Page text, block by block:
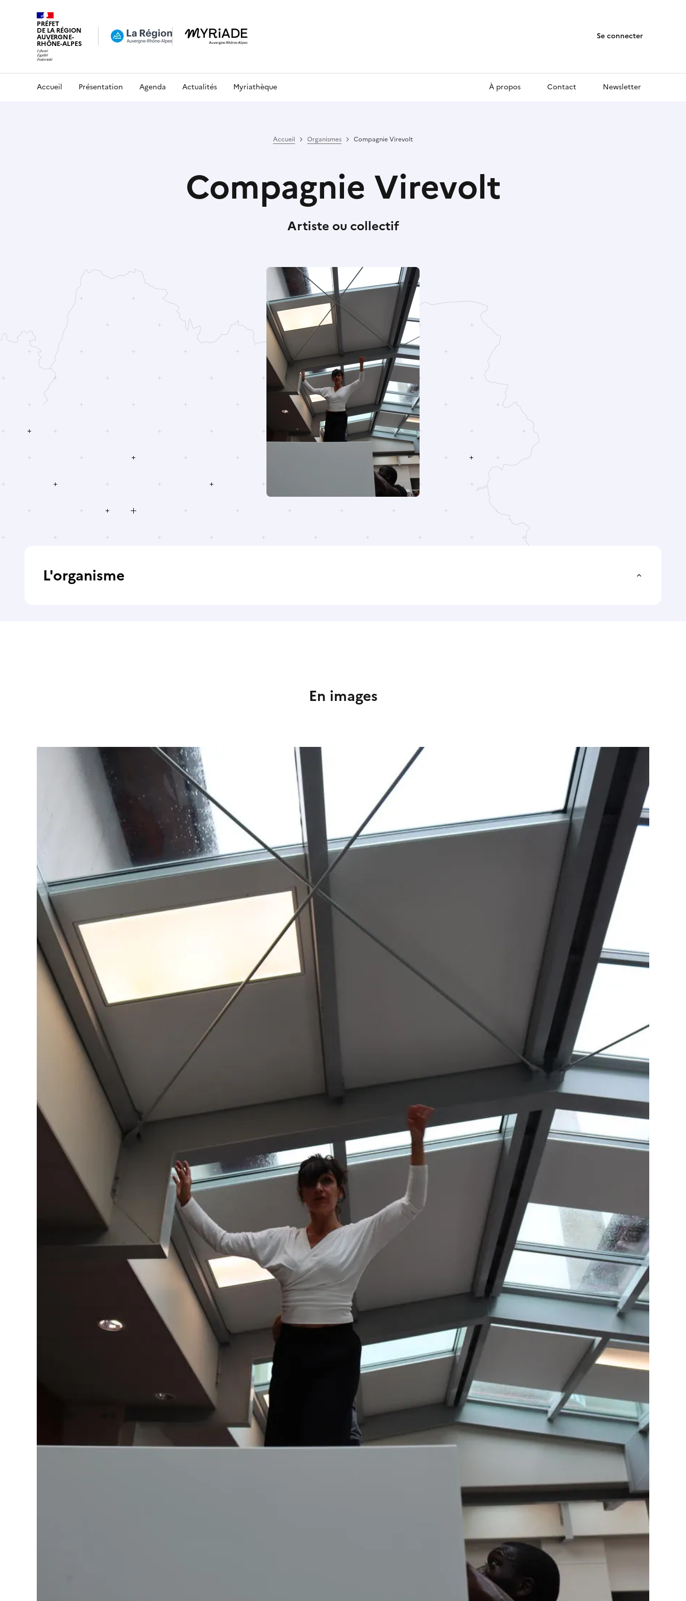
PRÉFET
DE LA RÉGION
AUVERGNE-
RHÔNE-ALPES
Se connecter
Accueil Présentation Agenda Actualités Myriathèque À propos Contact Newsletter
Accueil Organismes Compagnie Virevolt
Compagnie Virevolt
Artiste ou collectif
L'organisme
En images